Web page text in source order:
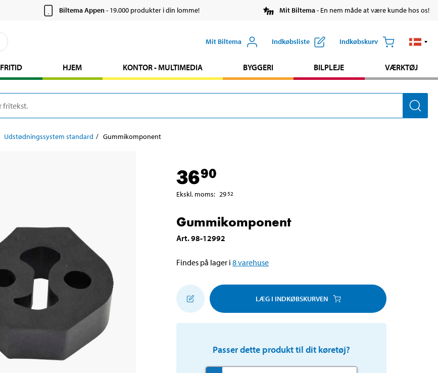
Biltema Appen- 19.000 produkter i din lomme! Mit Biltema- En nem måde at være kunde hos os!
Mit Biltema Indkøbsliste Indkøbskurv
FRITID HJEM KONTOR - MULTIMEDIA BYGGERI BILPLEJE VÆRKTØJ
Udstødningssystem standard Gummikomponent
3690
Ekskl. moms: 2952
Gummikomponent
Art.98-12992
Findes på lager i 8varehuse
LÆG I INDKØBSKURVEN
Passer dette produkt til dit køretøj?